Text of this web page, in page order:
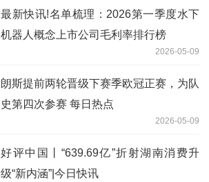
最新快讯!名单梳理：2026第一季度水下
机器人概念上市公司毛利率排行榜
2026-05-09
朗斯提前两轮晋级下赛季欧冠正赛，为队
史第四次参赛 每日热点
2026-05-09
好评中国丨“639.69亿”折射湖南消费升
级“新内涵”|今日快讯